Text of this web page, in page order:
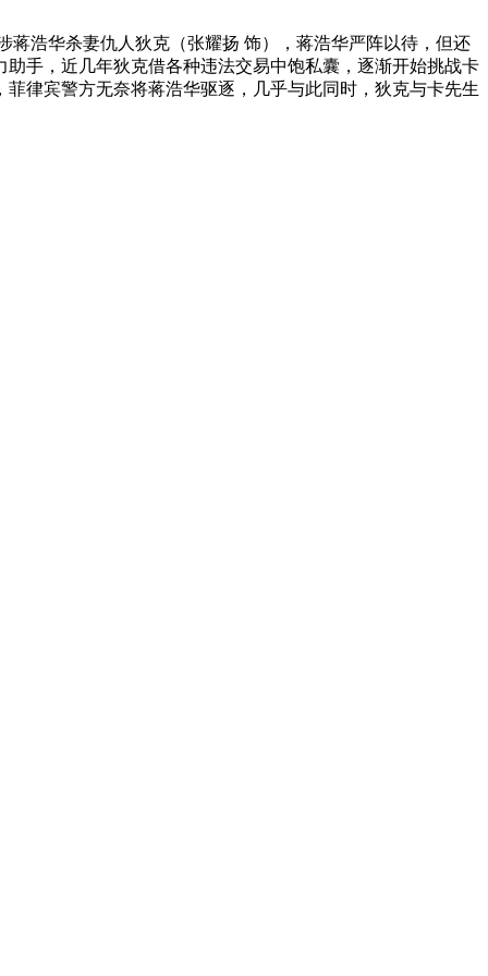
浩华杀妻仇人狄克（张耀扬 饰），蒋浩华严阵以待，但还
手，近几年狄克借各种违法交易中饱私囊，逐渐开始挑战卡
律宾警方无奈将蒋浩华驱逐，几乎与此同时，狄克与卡先生